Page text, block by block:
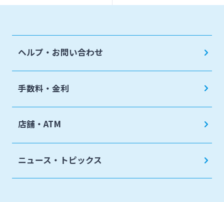
ヘルプ・お問い合わせ
手数料・金利
店舗・ATM
ニュース・トピックス